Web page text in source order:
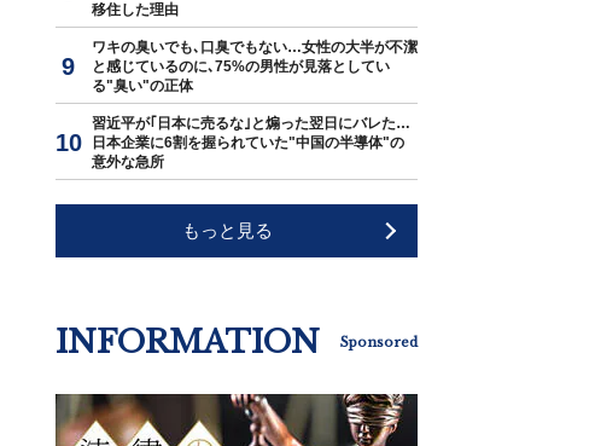
移住した理由
ワキの臭いでも､口臭でもない…女性の大半が不潔
と感じているのに､75%の男性が見落としてい
る"臭い"の正体
習近平が｢日本に売るな｣と煽った翌日にバレた…
日本企業に6割を握られていた"中国の半導体"の
意外な急所
もっと見る
INFORMATION Sponsored